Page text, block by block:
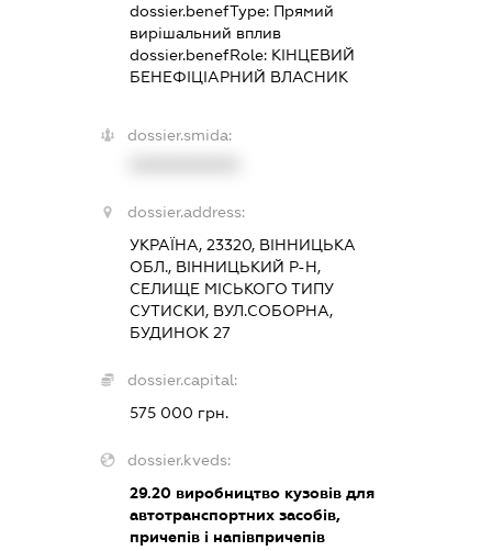
dossier.benefType: Прямий
вирішальний вплив
dossier.benefRole: КІНЦЕВИЙ
БЕНЕФІЦІАРНИЙ ВЛАСНИК
dossier.smida:
dossier.address:
УКРАЇНА, 23320, ВІННИЦЬКА
ОБЛ., ВІННИЦЬКИЙ Р-Н,
СЕЛИЩЕ МІСЬКОГО ТИПУ
СУТИСКИ, ВУЛ.СОБОРНА,
БУДИНОК 27
dossier.capital:
575 000 грн.
dossier.kveds:
29.20 виробництво кузовів для
автотранспортних засобів,
причепів і напівпричепів